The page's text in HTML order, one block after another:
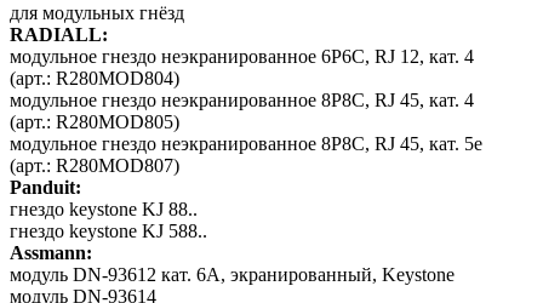
для модульных гнёзд
RADIALL:
модульное гнездо неэкранированное 6P6C, RJ 12, кат. 4
(арт.: R280MOD804)
модульное гнездо неэкранированное 8P8C, RJ 45, кат. 4
(арт.: R280MOD805)
модульное гнездо неэкранированное 8P8C, RJ 45, кат. 5e
(арт.: R280MOD807)
Panduit:
гнездо keystone KJ 88..
гнездо keystone KJ 588..
Assmann:
модуль DN-93612 кат. 6A, экранированный, Keystone
модуль DN-93614